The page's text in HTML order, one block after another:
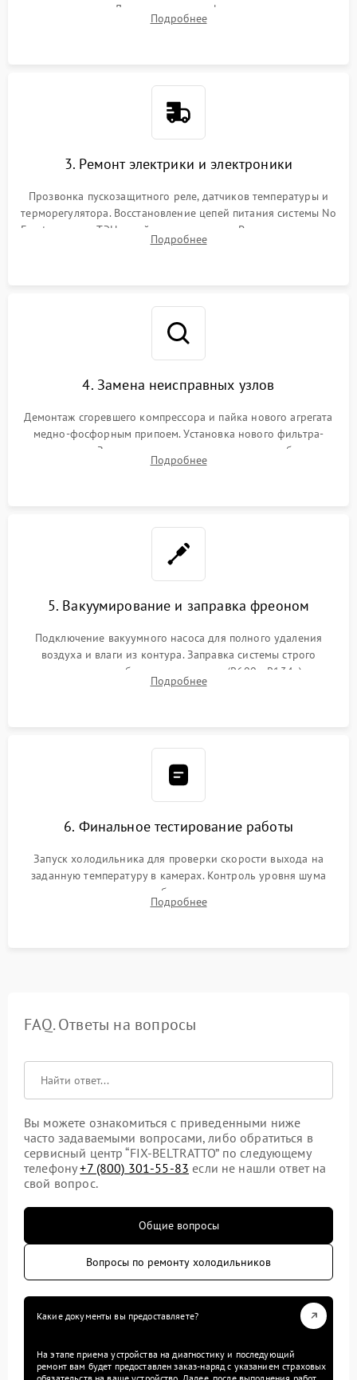
течеискателем. Демонтаж старого фильтра-осушителя и
продувка капиллярной трубки для устранения засоров.
Подробнее
3. Ремонт электрики и электроники
Прозвонка пускозащитного реле, датчиков температуры и
терморегулятора. Восстановление цепей питания системы No
Frost, включая ТЭН оттайки и вентилятор. Ремонт или замена
платы управления при сбоях алгоритмов.
Подробнее
4. Замена неисправных узлов
Демонтаж сгоревшего компрессора и пайка нового агрегата
медно-фосфорным припоем. Установка нового фильтра-
осушителя. Замена изношенных вентиляторов обдува,
сломанных заслонок или поврежденных дверных петель.
Подробнее
5. Вакуумирование и заправка фреоном
Подключение вакуумного насоса для полного удаления
воздуха и влаги из контура. Заправка системы строго
дозированным объемом хладагента (R600a, R134a) по
электронным весам. Контроль рабочего давления в системе.
Подробнее
6. Финальное тестирование работы
Запуск холодильника для проверки скорости выхода на
заданную температуру в камерах. Контроль уровня шума
компрессора, отсутствия обмерзания стенок и корректного
срабатывания системы автоматической оттайки.
Подробнее
FAQ. Ответы на вопросы
Вы можете ознакомиться с приведенными ниже
часто задаваемыми вопросами, либо обратиться в
сервисный центр “FIX-BELTRATTO” по следующему
телефону+7 (800) 301-55-83 если не нашли ответ на
свой вопрос.
Общие вопросы
Вопросы по ремонту холодильников
Какие документы вы предоставляете?
На этапе приема устройства на диагностику и последующий
ремонт вам будет предоставлен заказ-наряд с указанием страховых